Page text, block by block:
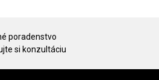
poradenstvo
si konzultáciu